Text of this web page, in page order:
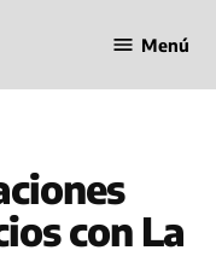
Menú
con La